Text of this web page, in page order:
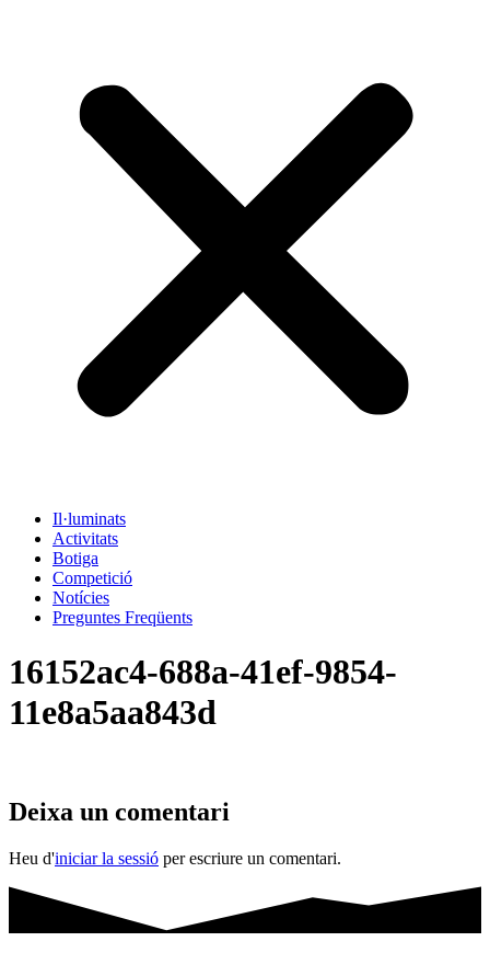
Il·luminats
Activitats
Botiga
Competició
Notícies
Preguntes Freqüents
16152ac4-688a-41ef-9854-
11e8a5aa843d
Deixa un comentari
Heu d'iniciar la sessió per escriure un comentari.